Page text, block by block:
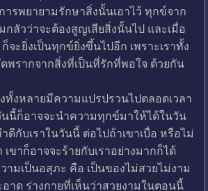
รพยายามรักษาสิ่งนั้นเอาไว้ ทุกข์จาก
ลัวว่าจะต้องสูญเสียสิ่งนั้นไป และเมื่อ
จะยิ่งเป็นทุกข์ยิ่งขึ้นไปอีก เพราะเราทั้ง
พรากจากสิ่งที่เป็นที่รักที่พอใจ ด้วยกัน
งหลายมีความแปรปรวนไปตลอดเวลา
นี้ก็อาจจะนำความทุกข์มาให้ได้ในวัน
กับเราในวันนี้ ต่อไปถ้าเขาเบื่อ หรือไม่
ขาก็อาจจะร้ายกับเราอย่างมากก็ได้
มเป็นอสุภะ คือ เป็นของไม่สวยไม่งาม
าด ร่างกายที่เห็นว่าสวยงามในตอนนี้